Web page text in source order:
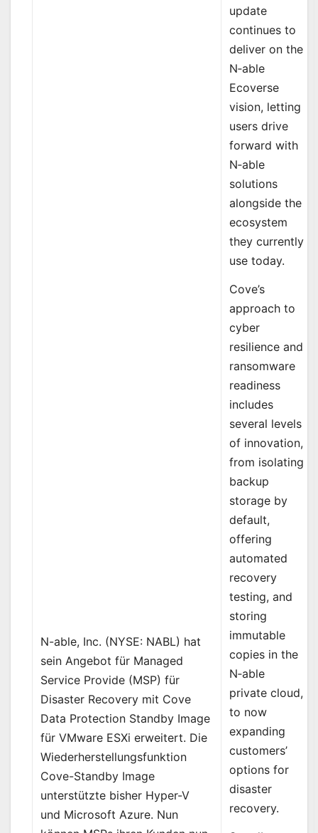
N-able, Inc. (NYSE: NABL) hat
sein Angebot für Managed
Service Provide (MSP) für
Disaster Recovery mit Cove
Data Protection Standby Image
für VMware ESXi erweitert. Die
Wiederherstellungsfunktion
Cove-Standby Image
unterstützte bisher Hyper-V
und Microsoft Azure. Nun
update
continues to
deliver on the
N‑able
Ecoverse
vision, letting
users drive
forward with
N‑able
solutions
alongside the
ecosystem
they currently
use today.
Cove’s
approach to
cyber
resilience and
ransomware
readiness
includes
several levels
of innovation,
from isolating
backup
storage by
default,
offering
automated
recovery
testing, and
storing
immutable
copies in the
N‑able
private cloud,
to now
expanding
customers’
options for
disaster
recovery.